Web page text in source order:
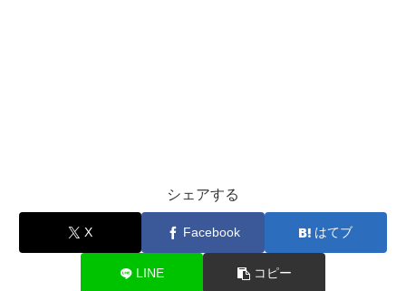
シェアする
X Facebook はてブ
LINE コピー